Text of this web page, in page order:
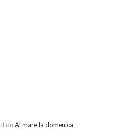
onAl mare la domenica